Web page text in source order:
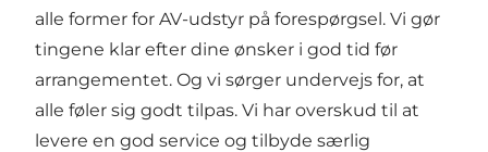
alle former for AV-udstyr på forespørgsel. Vi gør
tingene klar efter dine ønsker i god tid før
arrangementet. Og vi sørger undervejs for, at
alle føler sig godt tilpas. Vi har overskud til at
levere en god service og tilbyde særlig